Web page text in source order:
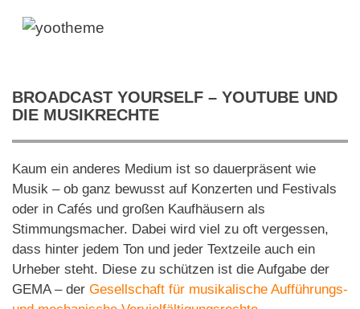
BROADCAST YOURSELF – YOUTUBE UND
DIE MUSIKRECHTE
Kaum ein anderes Medium ist so dauerpräsent wie
Musik – ob ganz bewusst auf Konzerten und Festivals
oder in Cafés und großen Kaufhäusern als
Stimmungsmacher. Dabei wird viel zu oft vergessen,
dass hinter jedem Ton und jeder Textzeile auch ein
Urheber steht. Diese zu schützen ist die Aufgabe der
GEMA – der Gesellschaft für musikalische Aufführungs-